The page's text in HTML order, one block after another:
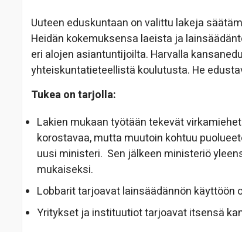
Uuteen eduskuntaan on valittu lakeja
Heidän kokemuksensa laeista ja
eri alojen asiantuntijoilta. Harvalla
yhteiskuntatieteellistä koulutusta. He
Tukea on tarjolla:
Lakien mukaan työtään tekevät
korostavaa, mutta muutoin kohtuu
uusi ministeri. Sen jälkeen ministeriö
mukaiseksi.
Lobbarit tarjoavat lainsäädännön käyttöön
Yritykset ja instituutiot tarjoavat itsensä